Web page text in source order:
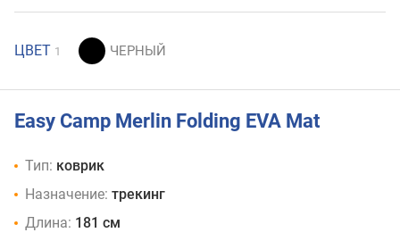
ЦВЕТ 1
Easy Camp Merlin Folding EVA Mat
Тип: коврик
Назначение: трекинг
Длина: 181 см